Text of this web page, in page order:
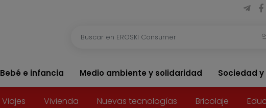
Bebé e infancia Medio ambiente y solidaridad Sociedad
Viajes Vivienda Nuevas tecnologías Bricolaje